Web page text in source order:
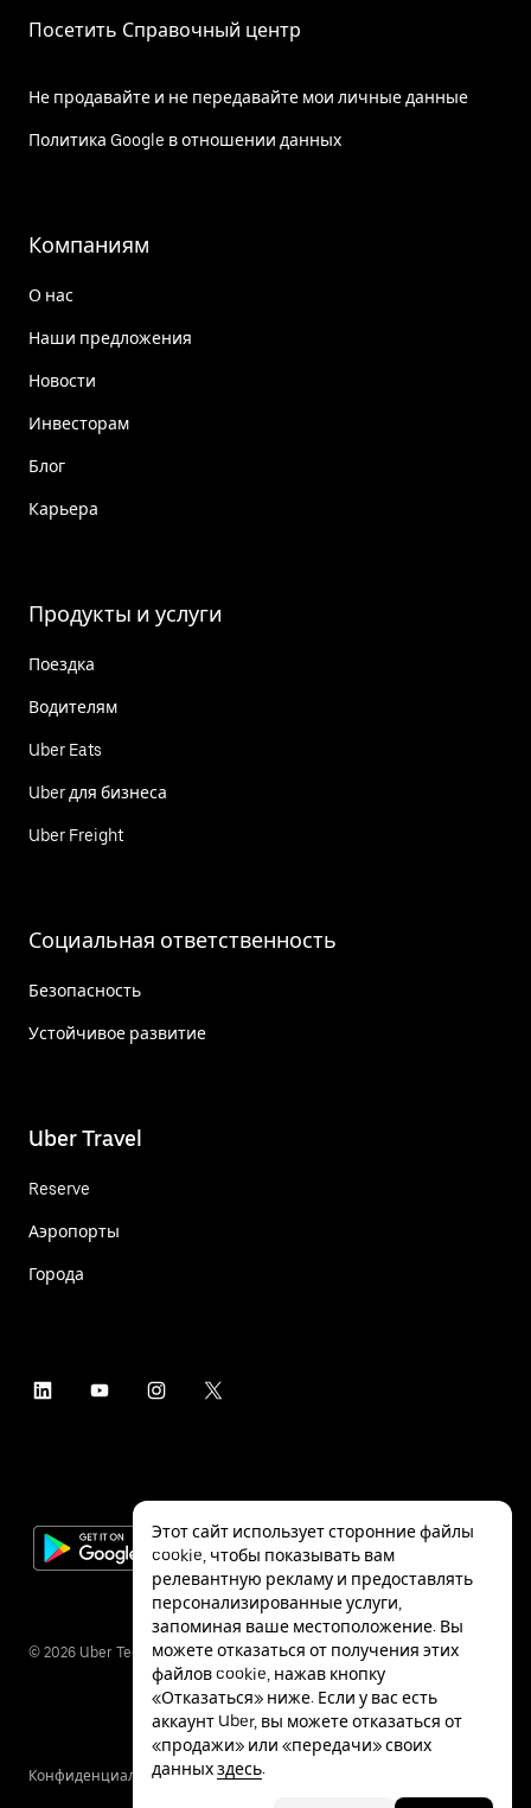
Посетить Справочный центр
Не продавайте и не передавайте мои личные данные
Политика Google в отношении данных
Компаниям
О нас
Наши предложения
Новости
Инвесторам
Блог
Карьера
Продукты и услуги
Поездка
Водителям
Uber Eats
Uber для бизнеса
Uber Freight
Социальная ответственность
Безопасность
Устойчивое развитие
Uber Travel
Reserve
Аэропорты
Города
© 2026 Uber Technologies Inc.
КонфиденциальностьСпециальные
Этот сайт использует сторонние файлы
cookie, чтобы показывать вам
релевантную рекламу и предоставлять
персонализированные услуги,
запоминая ваше местоположение. Вы
можете отказаться от получения этих
файлов cookie, нажав кнопку
«Отказаться» ниже. Если у вас есть
аккаунт Uber, вы можете отказаться от
«продажи» или «передачи» своих
данныхздесь.